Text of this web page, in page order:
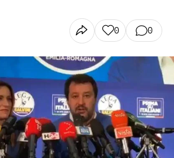
0 0